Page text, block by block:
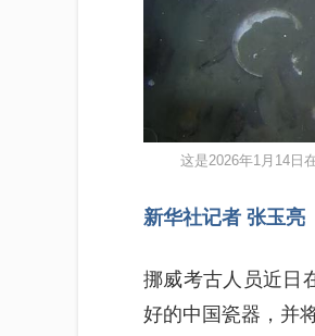
这是2026年1月14日
新华社记者 张玉亮
挪威考古人员近日
好的中国瓷器，并